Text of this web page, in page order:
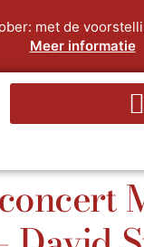
met de
Meer informatie